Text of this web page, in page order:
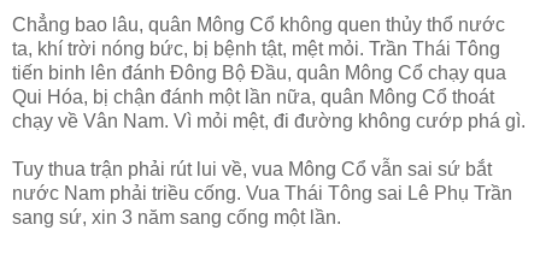
Chẳng bao lâu, quân Mông Cổ không quen thủy thổ nước
ta, khí trời nóng bức, bị bệnh tật, mệt mỏi. Trần Thái Tông
tiến binh lên đánh Đông Bộ Đầu, quân Mông Cổ chạy qua
Qui Hóa, bị chận đánh một lần nữa, quân Mông Cổ thoát
chạy về Vân Nam. Vì mỏi mệt, đi đường không cướp phá gì.
Tuy thua trận phải rút lui về, vua Mông Cổ vẫn sai sứ bắt
nước Nam phải triều cống. Vua Thái Tông sai Lê Phụ Trần
sang sứ, xin 3 năm sang cống một lần.